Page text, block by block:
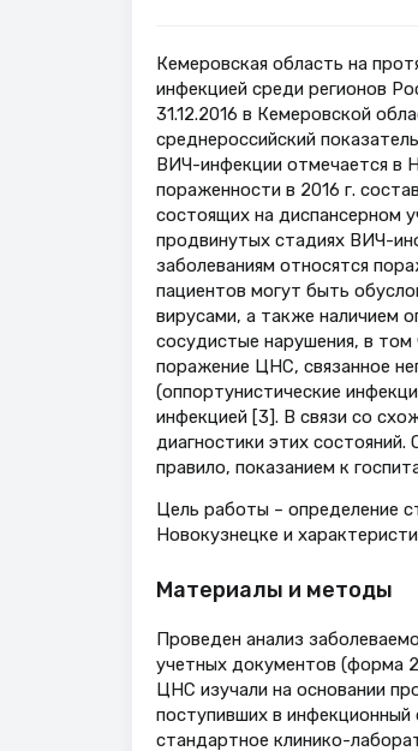
Кемеровская область на
инфекцией среди регионов
31.12.2016 в Кемеровской
среднероссийский
ВИЧ-инфекции отмечается в
пораженности в 2016 г.
состоящих на диспансерном
продвинутых стадиях ВИЧ-
заболеваниям относятся
пациентов могут быть
вирусами, а также наличием
сосудистые нарушения, в том
поражение ЦНС, связанное
(оппортунистические
инфекцией [3]. В связи со
диагностики этих
правило, показанием к
Цель работы – определение
Новокузнецке и
Материалы и методы
Проведен анализ
учетных документов (форма
ЦНС изучали на основании
поступивших в
стандартное клинико-